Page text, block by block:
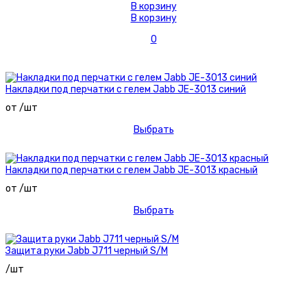
В корзину
В корзину
0
Накладки под перчатки с гелем Jabb JE-3013 синий
от /шт
Выбрать
Накладки под перчатки с гелем Jabb JE-3013 красный
от /шт
Выбрать
Защита руки Jabb J711 черный S/M
/шт